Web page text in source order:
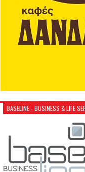
BASELINE - BUSINESS & LIFE